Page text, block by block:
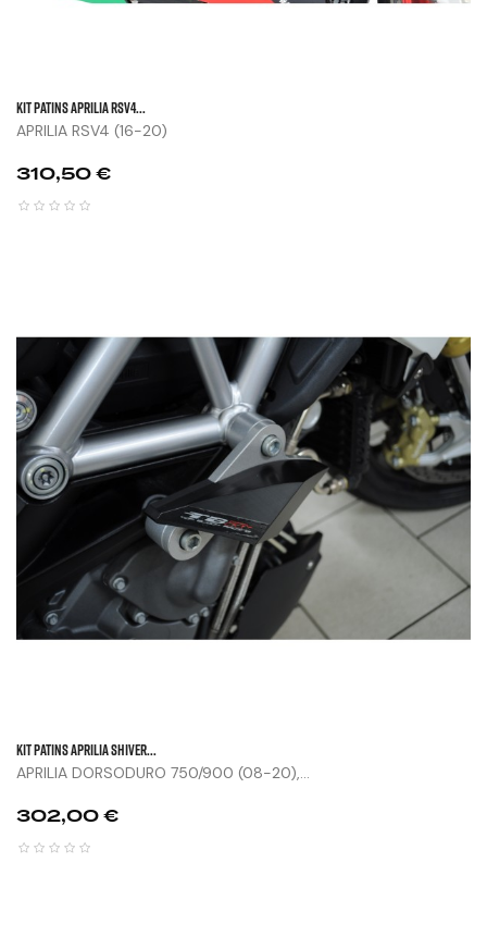
KIT PATINS APRILIA RSV4...
APRILIA RSV4 (16-20)
Prix
310,50 €
KIT PATINS APRILIA SHIVER...
APRILIA DORSODURO 750/900 (08-20),...
Prix
302,00 €